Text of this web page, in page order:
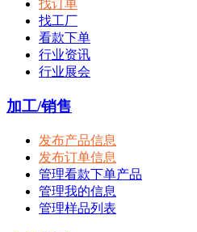
找订单
找工厂
看款下单
行业资讯
行业展会
加工/销售
发布产品信息
发布订单信息
管理看款下单产品
管理我的信息
管理样品列表